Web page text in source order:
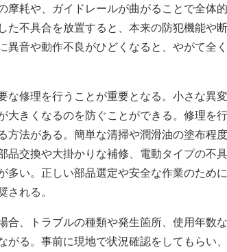
摩耗や、ガイドレールが曲がることで全体
た不具合を放置すると、本来の防犯機能や
異音や動作不良がひどくなると、やがて全
な修理を行うことが重要となる。小さな異
大きくなるのを防ぐことができる。修理を
方法がある。簡単な清掃や潤滑油の塗布程
品交換や大掛かりな補修、電動タイプの不
多い。正しい部品選定や安全な作業のため
れる。
合、トラブルの種類や発生箇所、使用年数
がる。事前に現地で状況確認をしてもらい